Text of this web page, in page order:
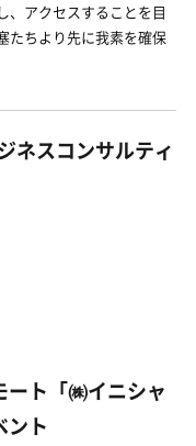
、アクセスすることを目
たちより先に我素を確保
ネスコンサルティ
ート「㈱イニシャ
ント